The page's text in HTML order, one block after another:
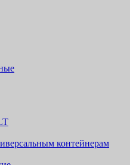
контейнерам